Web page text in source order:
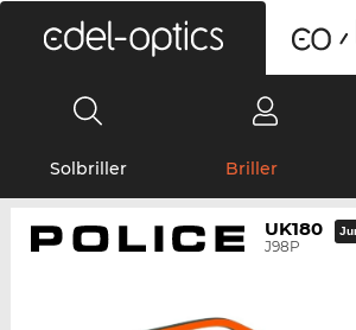
Solbriller Briller
UK180
J98P